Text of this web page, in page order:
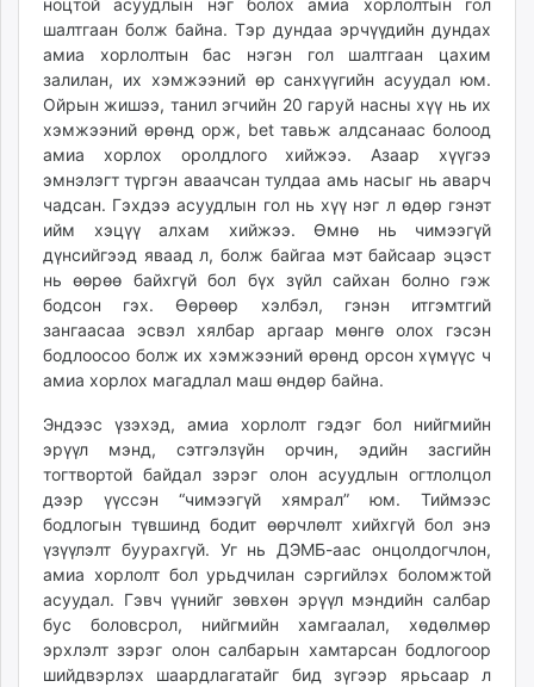
шалтгаан болж байна. Тэр дундаа эрчүүдийн дундах
амиа хорлолтын бас нэгэн гол шалтгаан цахим
залилан, их хэмжээний өр санхүүгийн асуудал юм.
Ойрын жишээ, танил эгчийн 20 гаруй насны хүү нь их
хэмжээний өрөнд орж, bet тавьж алдсанаас болоод
амиа хорлох оролдлого хийжээ. Азаар хүүгээ
эмнэлэгт түргэн аваачсан тулдаа амь насыг нь аварч
чадсан. Гэхдээ асуудлын гол нь хүү нэг л өдөр гэнэт
ийм хэцүү алхам хийжээ. Өмнө нь чимээгүй
дүнсийгээд яваад л, болж байгаа мэт байсаар эцэст
нь өөрөө байхгүй бол бүх зүйл сайхан болно гэж
бодсон гэх. Өөрөөр хэлбэл, гэнэн итгэмтгий
зангаасаа эсвэл хялбар аргаар мөнгө олох гэсэн
бодлоосоо болж их хэмжээний өрөнд орсон хүмүүс ч
амиа хорлох магадлал маш өндөр байна.
Эндээс үзэхэд, амиа хорлолт гэдэг бол нийгмийн
эрүүл мэнд, сэтгэлзүйн орчин, эдийн засгийн
тогтвортой байдал зэрэг олон асуудлын огтлолцол
дээр үүссэн “чимээгүй хямрал” юм. Тиймээс
бодлогын түвшинд бодит өөрчлөлт хийхгүй бол энэ
үзүүлэлт буурахгүй. Уг нь ДЭМБ-аас онцолдогчлон,
амиа хорлолт бол урьдчилан сэргийлэх боломжтой
асуудал. Гэвч үүнийг зөвхөн эрүүл мэндийн салбар
бус боловсрол, нийгмийн хамгаалал, хөдөлмөр
эрхлэлт зэрэг олон салбарын хамтарсан бодлогоор
шийдвэрлэх шаардлагатайг бид зүгээр ярьсаар л